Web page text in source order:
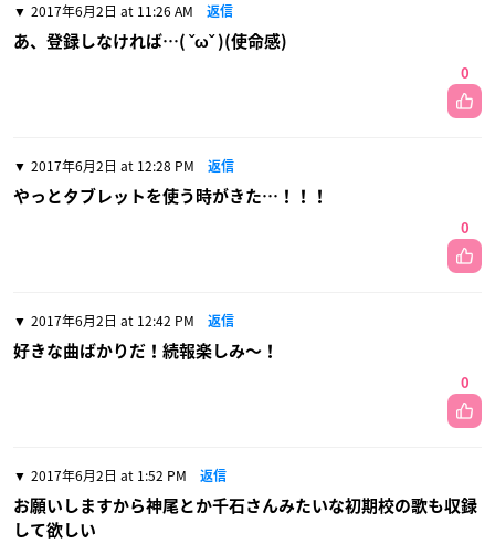
2017年6月2日 at 11:26 AM 返信
あ、登録しなければ…( ˇωˇ )(使命感)
0
2017年6月2日 at 12:28 PM 返信
やっとタブレットを使う時がきた…！！！
0
2017年6月2日 at 12:42 PM 返信
好きな曲ばかりだ！続報楽しみ〜！
0
2017年6月2日 at 1:52 PM 返信
お願いしますから神尾とか千石さんみたいな初期校の歌も収録
して欲しい